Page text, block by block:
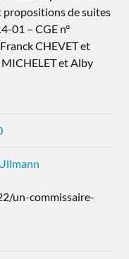
propositions de suites
01 – CGE n°
CHEVET et
et Alby
un-commissaire-